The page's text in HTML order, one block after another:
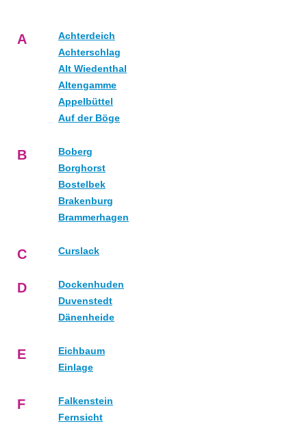
A
Achterdeich
Achterschlag
Alt Wiedenthal
Altengamme
Appelbüttel
Auf der Böge
B
Boberg
Borghorst
Bostelbek
Brakenburg
Brammerhagen
C Curslack
D
Dockenhuden
Duvenstedt
Dänenheide
E
Eichbaum
Einlage
F
Falkenstein
Fernsicht